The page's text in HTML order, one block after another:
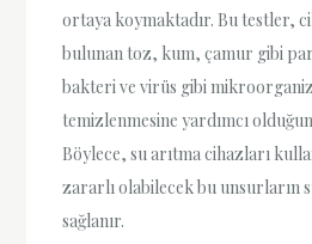
ortaya koymaktadır. Bu testler,
bulunan toz, kum, çamur gibi
bakteri ve virüs gibi
temizlenmesine yardımcı
Böylece, su arıtma cihazları
zararlı olabilecek bu unsurların
sağlanır.